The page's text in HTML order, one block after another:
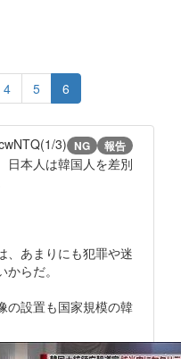
4 5 6
3) NG 報告
日本人は韓国人を差別
、あまりにも犯罪や迷
らだ。
の設置も国家規模の韓